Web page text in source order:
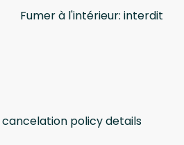
Fumer à l'intérieur: interdit
policy details